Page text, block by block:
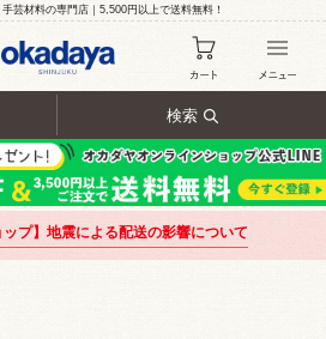
芸材料の専門店｜5,500円以上で送料無料！
検索
ップ】地震による配送の影響について